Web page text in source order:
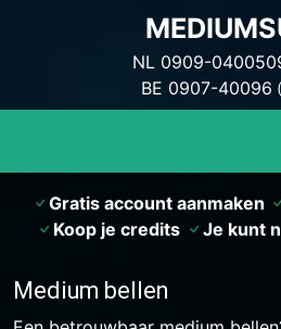
NL 0909-
BE 0907-40096
Gratis account aanmaken
Koop je credits
Je kunt
Medium bellen